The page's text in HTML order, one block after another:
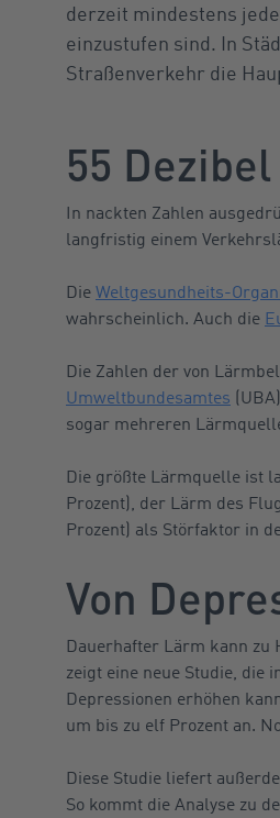
derzeit mindestens
einzustufen sind. In
Straßenverkehr die
55
In nackten Zahlen
langfristig einem
Die Weltgesundheits-
wahrscheinlich. Auch die
Die Zahlen der von
Umweltbundesamtes
sogar mehreren
Die größte Lärmquelle ist
Prozent), der Lärm des
Prozent) als Störfaktor in
Von
Dauerhafter Lärm kann
zeigt eine neue Studie,
Depressionen erhöhen
um bis zu elf Prozent an.
Diese Studie liefert
So kommt die Analyse zu